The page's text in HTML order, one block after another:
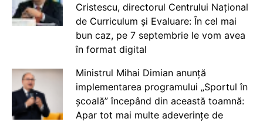
Cristescu, directorul Centrului Național
de Curriculum și Evaluare: În cel mai
bun caz, pe 7 septembrie le vom avea
în format digital
Ministrul Mihai Dimian anunță
implementarea programului „Sportul în
școală” începând din această toamnă:
Apar tot mai multe adeverințe de